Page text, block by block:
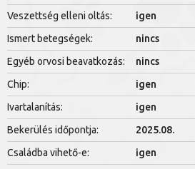
Veszettség elleni oltás:
igen
Ismert betegségek:
nincs
Egyéb orvosi beavatkozás:
nincs
Chip:
igen
Ivartalanítás:
igen
Bekerülés időpontja:
2025.08.
Családba vihető-e:
igen